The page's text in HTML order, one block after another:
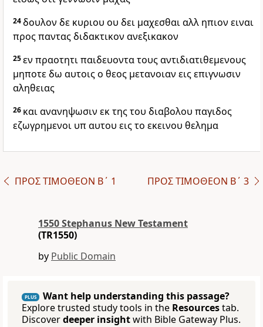
24δουλον δε κυριου ου δει μαχεσθαι αλλ ηπιον ειναι
προς παντας διδακτικον ανεξικακον
25εν πραοτητι παιδευοντα τους αντιδιατιθεμενους
μηποτε δω αυτοις ο θεος μετανοιαν εις επιγνωσιν
αληθειας
26 και ανανηψωσιν εκ της του διαβολου παγιδος
εζωγρημενοι υπ αυτου εις το εκεινου θελημα
ΠΡΟΣ ΤΙΜΟΘΕΟΝ Β΄ 1 ΠΡΟΣ ΤΙΜΟΘΕΟΝ Β΄ 3
1550 Stephanus New Testament
(TR1550)
by Public Domain
PLUS
Want help understanding this passage?
Explore trusted study tools in the Resourcestab.
Discoverdeeper insightwith Bible Gateway Plus.